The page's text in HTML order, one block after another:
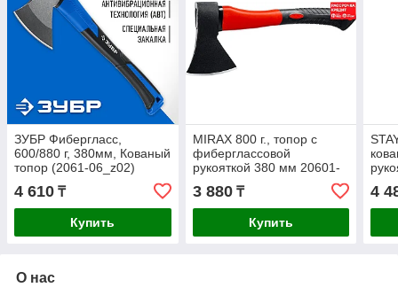
ЗУБР Фибергласс,
600/880 г, 380мм, Кованый
топор (2061-06_z02)
4 610 ₸
Купить
MIRAX 800 г., топор с
фиберглассовой
рукояткой 380 мм 20601-
3 880₸
Купить
4
О нас